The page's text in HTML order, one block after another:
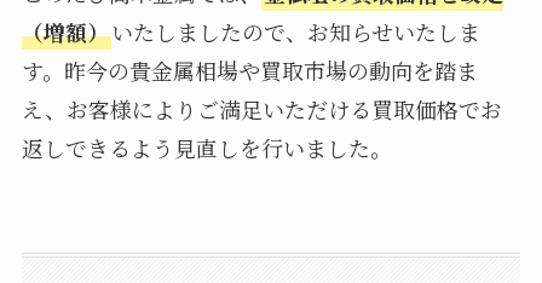
（増額）いたしましたので、お知らせいたしま
す。昨今の貴金属相場や買取市場の動向を踏ま
え、お客様によりご満足いただける買取価格でお
返しできるよう見直しを行いました。